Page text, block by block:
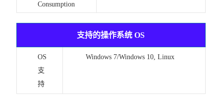
Consumption
支持的操作系统 OS
OS
支
持
Windows 7/Windows 10, Linux